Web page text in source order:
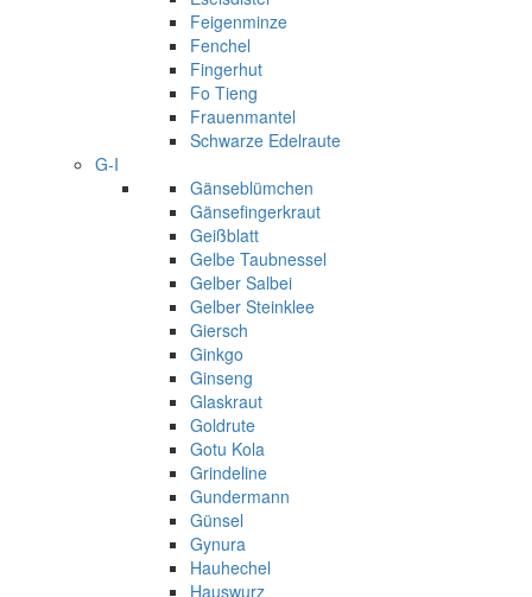
Feigenminze
Fenchel
Fingerhut
Fo Tieng
Frauenmantel
Schwarze Edelraute
G-I
Gänseblümchen
Gänsefingerkraut
Geißblatt
Gelbe Taubnessel
Gelber Salbei
Gelber Steinklee
Giersch
Ginkgo
Ginseng
Glaskraut
Goldrute
Gotu Kola
Grindeline
Gundermann
Günsel
Gynura
Hauhechel
Hauswurz